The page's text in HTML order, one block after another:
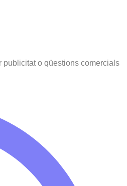
publicitat o qüestions comercials